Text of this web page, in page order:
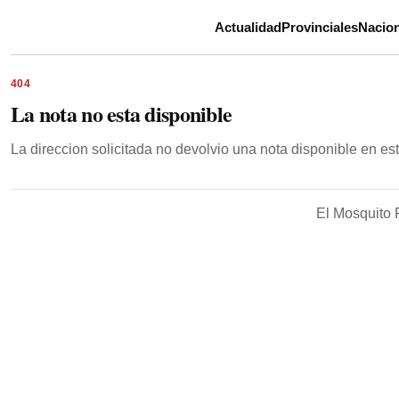
ActualidadProvinciales
404
La nota no esta disponible
La direccion solicitada no devolvio una nota disponible en
El Mosquito